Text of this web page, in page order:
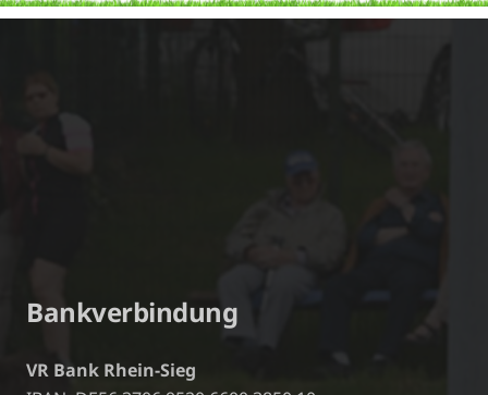
Bankverbindung
VR Bank Rhein-Sieg